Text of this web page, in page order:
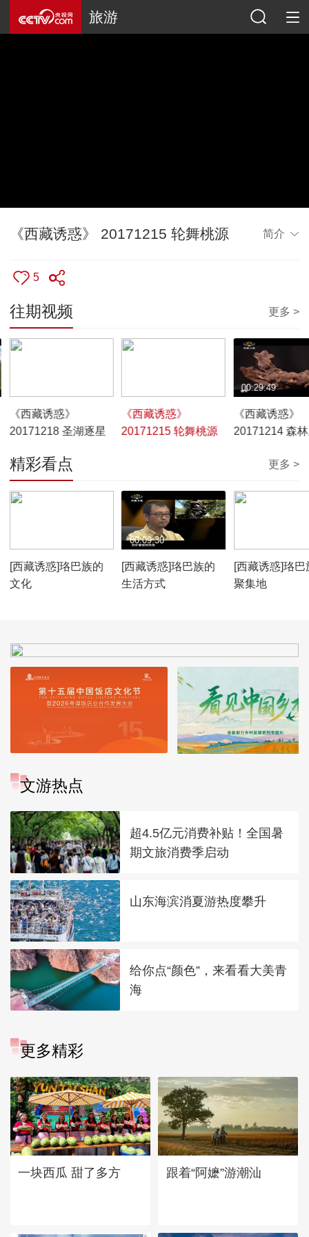
旅游
《西藏诱惑》 20171215 轮舞桃源 简介
5
往期视频 更多 >
《西藏诱惑》
20171218 圣湖逐星
《西藏诱惑》
20171215 轮舞桃源
《西藏诱惑》
20171214 森
00:29:49
精彩看点 更多 >
[西藏诱惑]珞巴族的
文化
[西藏诱惑]珞巴族的
生活方式
00:09:30
[西藏诱惑]珞巴
聚集地
文游热点
超4.5亿元消费补贴！全国暑
期文旅消费季启动
山东海滨消夏游热度攀升
给你点“颜色”，来看看大美青
海
更多精彩
一块西瓜 甜了多方 跟着“阿嬷”游潮汕